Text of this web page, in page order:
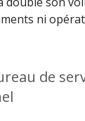
ni
de